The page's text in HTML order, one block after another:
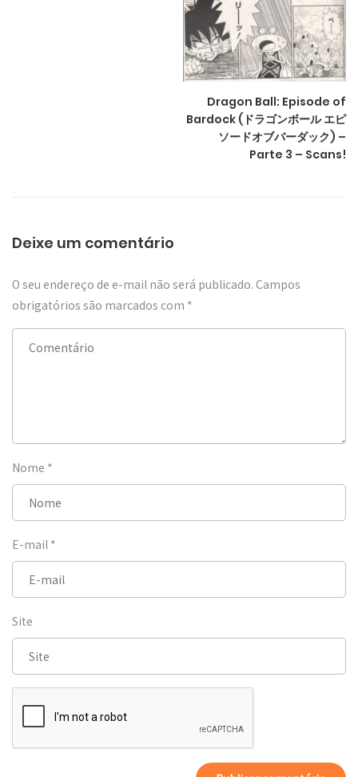
Dragon Ball: Episode of
Bardock (ドラゴンボール エピ
ソードオブバーダック) –
Parte 3 – Scans!
Deixe um comentário
O seu endereço de e-mail não será publicado. Campos
obrigatórios são marcados com *
Nome *
E-mail *
Site